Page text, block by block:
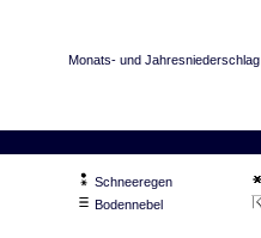
Monats- und Jahresniederschlag
Schneeregen
Bodennebel